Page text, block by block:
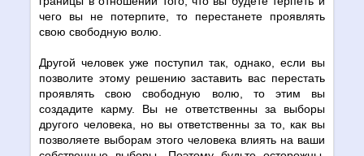
чего вы не потерпите, то перестанете проявлять
свою свободную волю.
Другой человек уже поступил так, однако, если вы
позволите этому решению заставить вас перестать
проявлять свою свободную волю, то этим вы
создадите карму. Вы не ответственны за выборы
другого человека, но вы ответственны за то, как вы
позволяете выборам этого человека влиять на ваши